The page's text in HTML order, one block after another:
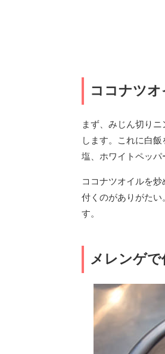
ココナツ
まず、みじん切り
します。これに白
塩、ホワイトペッパ
ココナツオイルを
付くのがありがた
す。
メレンゲ